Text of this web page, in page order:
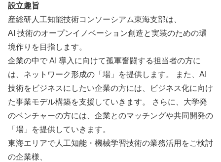
設立趣旨
産総研人工知能技術コンソーシアム東海支部は、
AI 技術のオープンイノベーション創造と実装のための環
境作りを目指します。
企業の中で AI 導入に向けて孤軍奮闘する担当者の方に
は、ネットワーク形成の「場」を提供します。 また、AI
技術をビジネスにしたい企業の方には、ビジネス化に向け
た事業モデル構築を支援していきます。 さらに、大学発
のベンチャーの方には、企業とのマッチングや共同開発の
「場」を提供していきます。
東海エリアで人工知能・機械学習技術の業務活用をご検討
の企業様、